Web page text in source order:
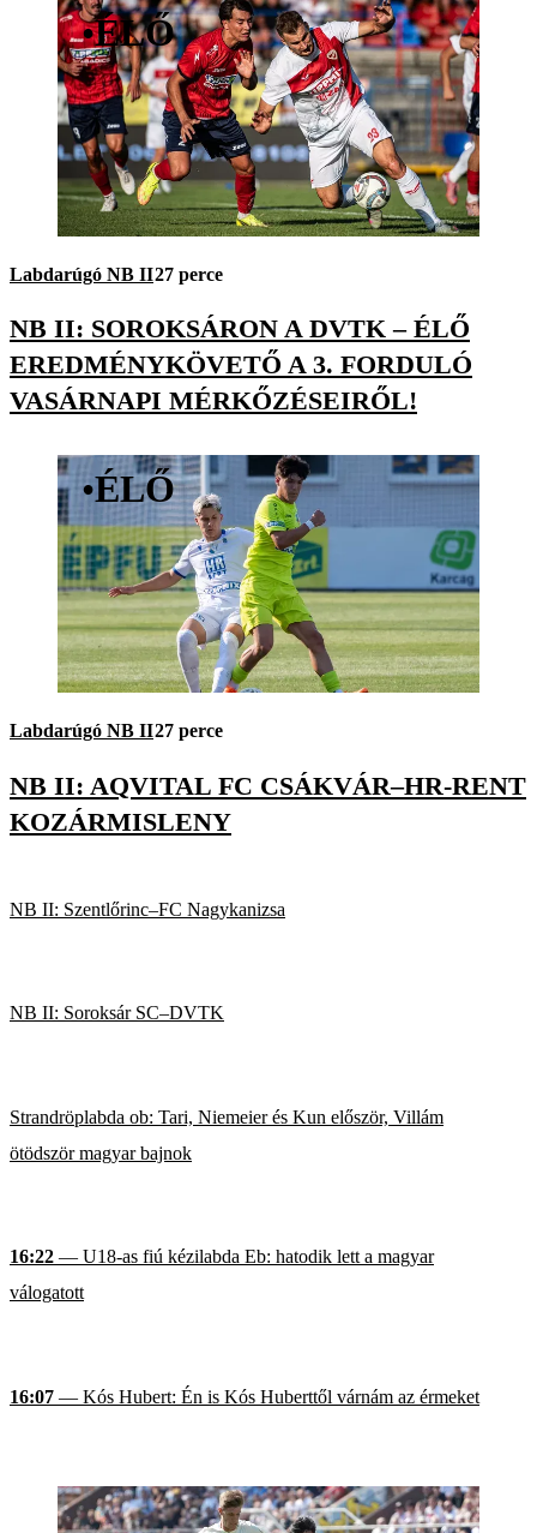
•ÉLŐ
Labdarúgó NB II27 perce
NB II: SOROKSÁRON A DVTK – ÉLŐ
EREDMÉNYKÖVETŐ A 3. FORDULÓ
VASÁRNAPI MÉRKŐZÉSEIRŐL!
•ÉLŐ
Labdarúgó NB II27 perce
NB II: AQVITAL FC CSÁKVÁR–HR-RENT
KOZÁRMISLENY
NB II: Szentlőrinc–FC Nagykanizsa
NB II: Soroksár SC–DVTK
Strandröplabda ob: Tari, Niemeier és Kun először, Villám
ötödször magyar bajnok
16:22 — U18-as fiú kézilabda Eb: hatodik lett a magyar
válogatott
16:07 — Kós Hubert: Én is Kós Huberttől várnám az érmeket